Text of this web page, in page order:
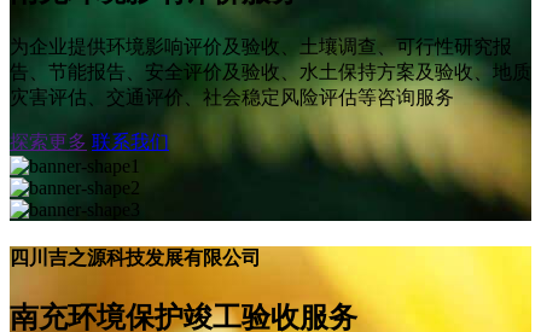
为企业提供环境影响评价及验收、土壤调查、可行性研究报
告、节能报告、安全评价及验收、水土保持方案及验收、地质
灾害评估、交通评价、社会稳定风险评估等咨询服务
探索更多 联系我们
四川吉之源科技发展有限公司
南充环境保护竣工验收服务